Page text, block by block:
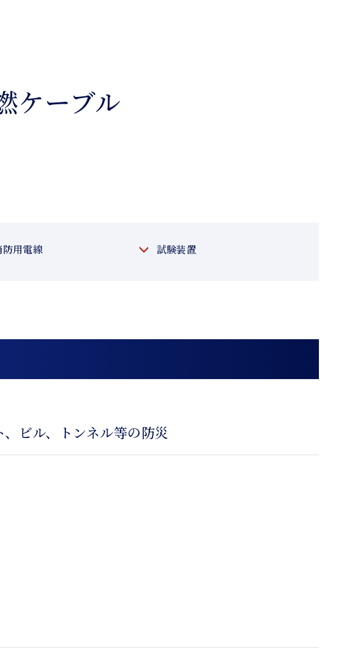
ケーブル
防用電線 試験装置
、ビル、トンネル等の防災